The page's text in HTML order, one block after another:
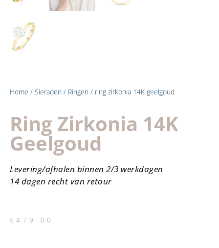
Home / Sieraden / Ringen / ring zirkonia 14K geelgoud
Ring Zirkonia 14K
Geelgoud
Levering/afhalen binnen 2/3 werkdagen
14 dagen recht van retour
€479.00